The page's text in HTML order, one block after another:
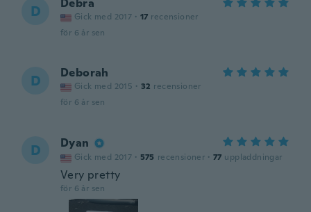
D Debra
Gick med 2017 · 17 recensioner
för 6 år sen
D Deborah
Gick med 2015 · 32 recensioner
för 6 år sen
D Dyan
Gick med 2017 · 575 recensioner · 77 uppladdningar
Very pretty
för 6 år sen